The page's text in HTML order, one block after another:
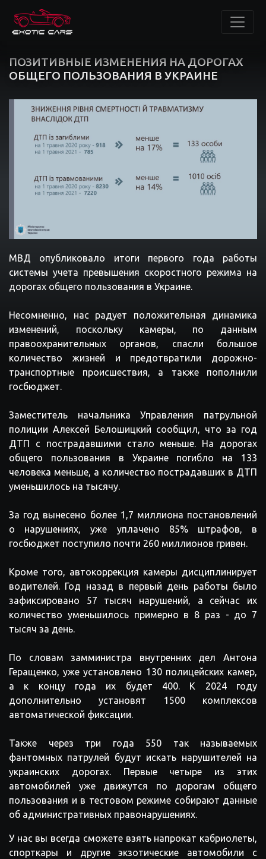
ПОЗИТИВНЫЕ ИЗМЕНЕНИЯ НА ДОРОГАХ
ОБЩЕГО ПОЛЬЗОВАНИЯ В УКРАИНЕ
МВД опубликовало итоги первого года
работы
системы учета превышения скоростного режима на
дорогах общего пользования в Украине.
Несомненно, нас радует положительная
динамика
изменений, поскольку камеры, по
данным
правоохранительных
органов, спасли
большое
количество
жизней и предотвратили дорожно-
транспортные
происшествия, а также
пополнили
госбюджет.
Заместитель начальника Управления
патрульной
полиции Алексей Белошицкий сообщил, что за год
ДТП
с пострадавшими стало меньше. На
дорогах
общего
пользования в Украине погибло на
133
человека меньше, а количество пострадавших в ДТП
уменьшилось на тысячу.
За год вынесено более 1 ,7 миллиона постановлений
о
нарушениях,уже уплачено 85% штрафов, в
госбюджет поступило почти 260 миллионов гривен.
Кроме того, автокоррекция камеры дисциплинирует
водителей. Год назад в первый день работы было
зафиксировано
57 тысяч нарушений, а сейчас
их
количество уменьшилось примерно в 8 раз - до
7
тысяч за день.
По словам замминистра внутренних дел
Антона
Геращенко,уже установлено 130 полицейских камер,
а
к концу года их будет 400. К 2024
году
дополнительно
установят 1500
комплексов
автоматической фиксации.
Также через три года 550 так
называемых
фантомных патрулей будут искать нарушителей на
украинских
дорогах. Первые четыре из
этих
автомобилей
уже движутся по дорогам
общего
пользования и в тестовом режиме собирают данные
об административных правонарушениях.
У нас вы всегда сможете взять напрокат кабриолеты,
спорткары и другие экзотические автомобили с